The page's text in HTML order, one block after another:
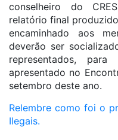
conselheiro do
relatório final
encaminhado aos
deverão ser
representados,
apresentado no
setembro deste ano.
Relembre como foi o
Ilegais.